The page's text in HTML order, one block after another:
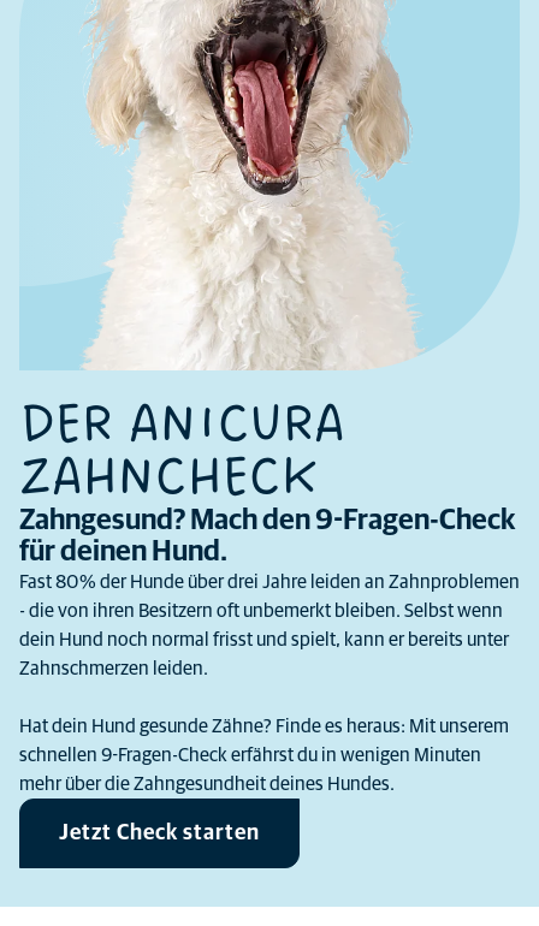
DER ANICURA
ZAHNCHECK
Zahngesund? Mach den 9-Fragen-Check
für deinen Hund.
Fast 80 % der Hunde über drei Jahre leiden an Zahnproblemen
- die von ihren Besitzern oft unbemerkt bleiben. Selbst wenn
dein Hund noch normal frisst und spielt, kann er bereits unter
Zahnschmerzen leiden.
Hat dein Hund gesunde Zähne? Finde es heraus: Mit unserem
schnellen 9-Fragen-Check erfährst du in wenigen Minuten
mehr über die Zahngesundheit deines Hundes.
Jetzt Check starten